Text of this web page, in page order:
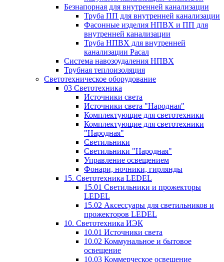
Безнапорная для внутренней канализации
Труба ПП для внутренней канализации
Фасонные изделия НПВХ и ПП для
внутренней канализации
Труба НПВХ для внутренней
канализации Расал
Система навозоудаления НПВХ
Трубная теплоизоляция
Светотехническое оборудование
03 Светотехника
Источники света
Источники света "Народная"
Комплектующие для светотехники
Комплектующие для светотехники
"Народная"
Светильники
Светильники "Народная"
Управление освещением
Фонари, ночники, гирлянды
15. Светотехника LEDEL
15.01 Светильники и прожекторы
LEDEL
15.02 Аксессуары для светильников и
прожекторов LEDEL
10. Светотехника ИЭК
10.01 Источники света
10.02 Коммунальное и бытовое
освещение
10.03 Коммерческое освещение